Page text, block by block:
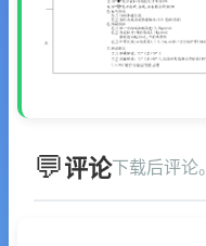
评论下载后评论。